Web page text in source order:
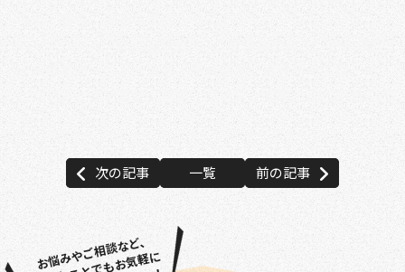
次の記事 一覧 前の記事
お悩みやご相談など、